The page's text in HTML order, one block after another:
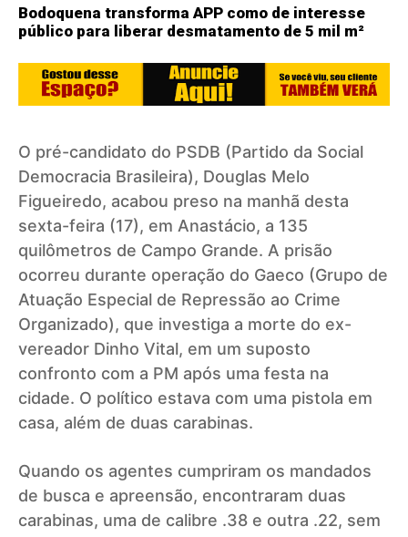
Bodoquena transforma APP como de interesse
público para liberar desmatamento de 5 mil m²
O pré-candidato do PSDB (Partido da Social
Democracia Brasileira), Douglas Melo
Figueiredo, acabou preso na manhã desta
sexta-feira (17), em Anastácio, a 135
quilômetros de Campo Grande. A prisão
ocorreu durante operação do Gaeco (Grupo de
Atuação Especial de Repressão ao Crime
Organizado), que investiga a morte do ex-
vereador Dinho Vital, em um suposto
confronto com a PM após uma festa na
cidade. O político estava com uma pistola em
casa, além de duas carabinas.
Quando os agentes cumpriram os mandados
de busca e apreensão, encontraram duas
carabinas, uma de calibre .38 e outra .22, sem